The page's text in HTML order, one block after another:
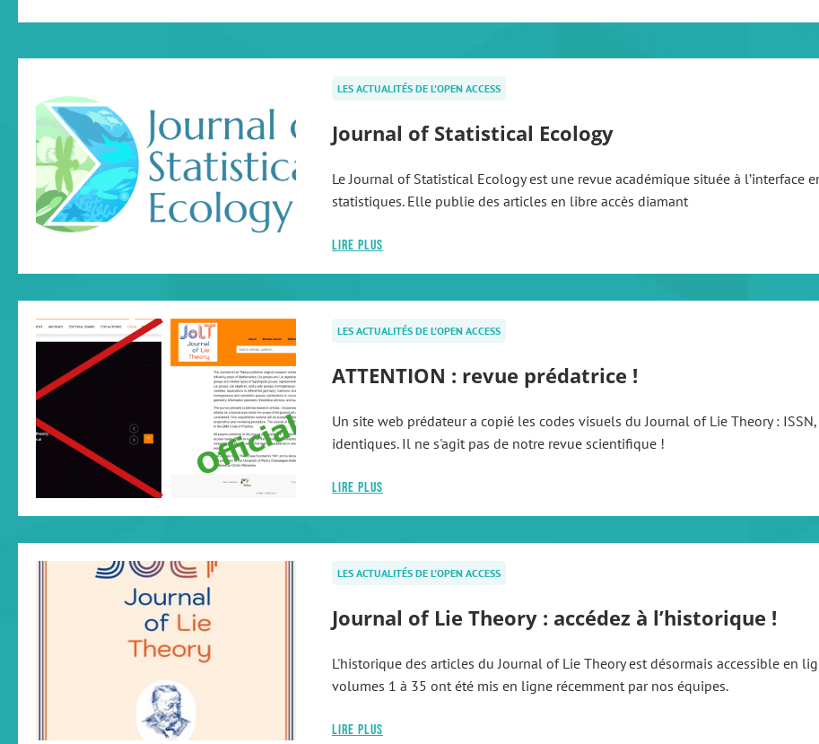
LES ACTUALITÉS DE L'OPEN ACCESS
Journal of Statistical Ecology
Le Journal of Statistical Ecology est une revue académique située à l’interface
statistiques. Elle publie des articles en libre accès diamant
Lire plus
LES ACTUALITÉS DE L'OPEN ACCESS
ATTENTION : revue prédatrice !
Un site web prédateur a copié les codes visuels du Journal of Lie Theory :
identiques. Il ne s'agit pas de notre revue scientifique !
Lire plus
LES ACTUALITÉS DE L'OPEN ACCESS
Journal of Lie Theory : accédez à l’historique !
L'historique des articles du Journal of Lie Theory est désormais accessible en
volumes 1 à 35 ont été mis en ligne récemment par nos équipes.
Lire plus